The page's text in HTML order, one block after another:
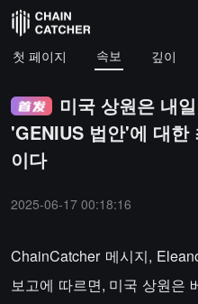
첫 페이지 속보 깊이
미국 상원은 내
'GENIUS 법안'에 대한
이다
2025-06-17 00:18:16
ChainCatcher 메시지,
보고에 따르면, 미국 상원은